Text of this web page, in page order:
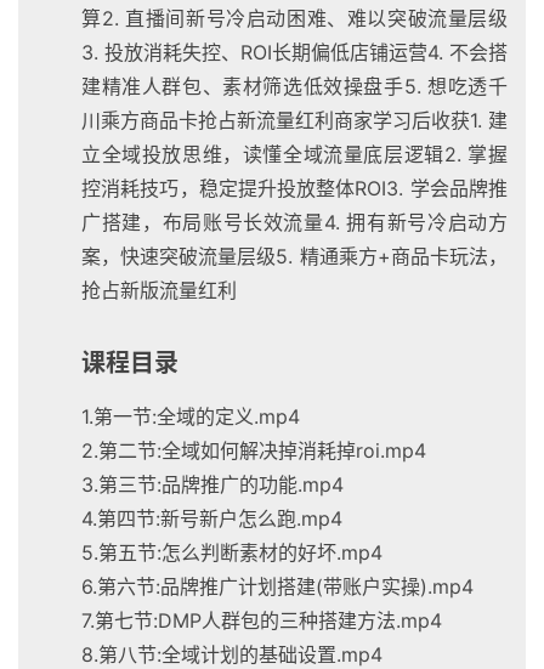
算2. 直播间新号冷启动困难、难以突破流量层级
3. 投放消耗失控、ROI长期偏低店铺运营4. 不会搭
建精准人群包、素材筛选低效操盘手5. 想吃透千
川乘方商品卡抢占新流量红利商家学习后收获1. 建
立全域投放思维，读懂全域流量底层逻辑2. 掌握
控消耗技巧，稳定提升投放整体ROI3. 学会品牌推
广搭建，布局账号长效流量4. 拥有新号冷启动方
案，快速突破流量层级5. 精通乘方+商品卡玩法，
抢占新版流量红利
课程目录
1.第一节:全域的定义.mp4
2.第二节:全域如何解决掉消耗掉roi.mp4
3.第三节:品牌推广的功能.mp4
4.第四节:新号新户怎么跑.mp4
5.第五节:怎么判断素材的好坏.mp4
6.第六节:品牌推广计划搭建(带账户实操).mp4
7.第七节:DMP人群包的三种搭建方法.mp4
8.第八节:全域计划的基础设置.mp4